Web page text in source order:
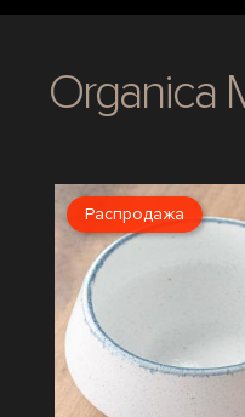
Organica
Распродажа